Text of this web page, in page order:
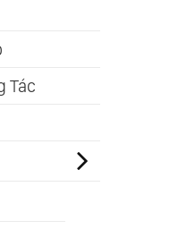
Tận -
Vol.13
Tác